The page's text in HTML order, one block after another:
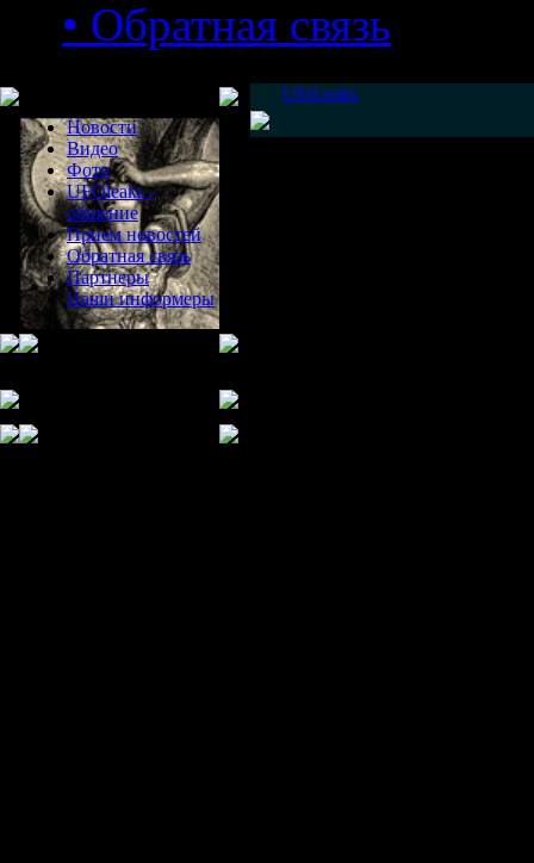
• Обратная связь
Новости
Видео
Фото
UFOleaks -
общение
Прием новостей
Обратная связь
Партнеры
Наши информеры
UfoLeaks